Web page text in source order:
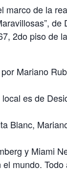
marco de la
de
2do piso de
Mariano
es de
Blanc,
y Miami
mundo.